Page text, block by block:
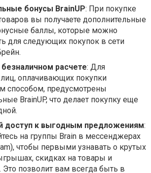
бонусы BrainUP: При покупке
вы получаете дополнительные
баллы, которые можно
для следующих покупок в сети
расчете: Для
оплачивающих покупки
способом, предусмотрены
BrainUP, что делает покупку еще
доступ к выгодным предложениям:
на группы Brain в мессенджерах
чтобы первыми узнавать о крутых
скидках на товары и
Это позволит вам всегда быть в